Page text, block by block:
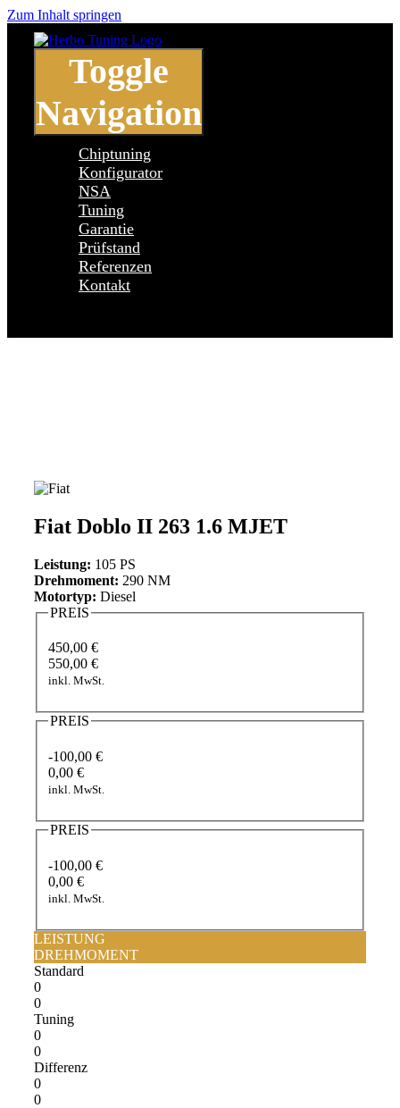
Zum Inhalt springen
Toggle
Navigation
Chiptuning
Konfigurator
NSA
Tuning
Garantie
Prüfstand
Referenzen
Kontakt
Fiat Doblo II 263 1.6 MJET
Leistung: 105 PS
Drehmoment: 290 NM
Motortyp: Diesel
PREIS
450,00 €
550,00 €
inkl. MwSt.
PREIS
-100,00 €
0,00 €
inkl. MwSt.
PREIS
-100,00 €
0,00 €
inkl. MwSt.
LEISTUNG
DREHMOMENT
Standard
0
0
Tuning
0
0
Differenz
0
0